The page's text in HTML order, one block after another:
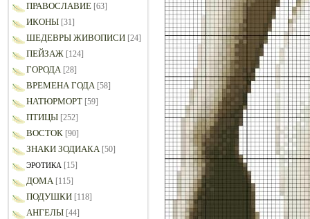
ПРАВОСЛАВИЕ [63]
ИКОНЫ [31]
ШЕДЕВРЫ ЖИВОПИСИ [24]
ПЕЙЗАЖ [124]
ГОРОДА [28]
ВРЕМЕНА ГОДА [58]
НАТЮРМОРТ [59]
ПТИЦЫ [252]
ВОСТОК [90]
ЗНАКИ ЗОДИАКА [50]
ЭРОТИКА [15]
ДОМА [115]
ПОДУШКИ [118]
АНГЕЛЫ [44]